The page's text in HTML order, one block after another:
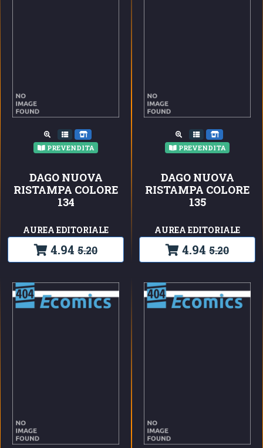
PREVENDITA
DAGO NUOVA
RISTAMPA COLORE
134
AUREA EDITORIALE
4.94 5.20
PREVENDITA
DAGO NUOVA
RISTAMPA COLORE
135
AUREA EDITORIALE
4.94 5.20